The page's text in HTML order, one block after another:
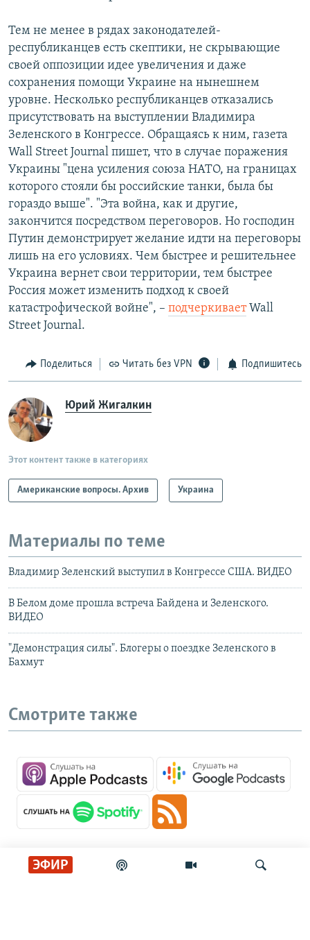
ЭФИР
Тем не менее в рядах законодателей-
республиканцев есть скептики, не скрывающие
своей оппозиции идее увеличения и даже
сохранения помощи Украине на нынешнем
уровне. Несколько республиканцев отказались
присутствовать на выступлении Владимира
Зеленского в Конгрессе. Обращаясь к ним, газета
Wall Street Journal пишет, что в случае поражения
Украины "цена усиления союза НАТО, на границах
которого стояли бы российские танки, была бы
гораздо выше". "Эта война, как и другие,
закончится посредством переговоров. Но господин
Путин демонстрирует желание идти на переговоры
лишь на его условиях. Чем быстрее и решительнее
Украина вернет свои территории, тем быстрее
Россия может изменить подход к своей
катастрофической войне", – подчеркиваетWall
Street Journal.
Поделиться Читать без VPN Подпишитесь
Юрий Жигалкин
Этот контент также в категориях
Американские вопросы. Архив Украина
Материалы по теме
Владимир Зеленский выступил в Конгрессе США. ВИДЕО
В Белом доме прошла встреча Байдена и Зеленского.
ВИДЕО
"Демонстрация силы". Блогеры о поездке Зеленского в
Бахмут
Смотрите также